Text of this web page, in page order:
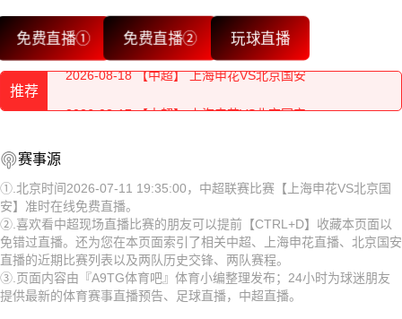
免费直播① 免费直播② 玩球直播
推荐
2026-08-18 【中超】 上海申花VS北京国安
2026-08-18 【中超】 上海申花VS北京国安
2026-08-17 【中超】 上海申花VS北京国安
2026-08-17 【中超】 上海申花VS北京国安
2026-08-17 【中超】 上海申花VS北京国安
2026-08-17 【中超】 上海申花VS北京国安
2026-08-17 【中超】 上海申花VS北京国安
2026-08-17 【中超】 上海申花VS北京国安
赛事源
①.北京时间2026-07-11 19:35:00，中超联赛比赛【上海申花VS北京国
安】准时在线免费直播。
②.喜欢看中超现场直播比赛的朋友可以提前【CTRL+D】收藏本页面以
免错过直播。还为您在本页面索引了相关中超、上海申花直播、北京国安
直播的近期比赛列表以及两队历史交锋、两队赛程。
③.页面内容由『A9TG体育吧』体育小编整理发布；24小时为球迷朋友
提供最新的体育赛事直播预告、足球直播，中超直播。